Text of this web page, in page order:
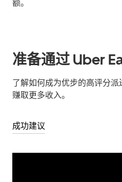
额。
准备通过 Uber
了解如何成为优步的高评分
赚取更多收入。
成功建议